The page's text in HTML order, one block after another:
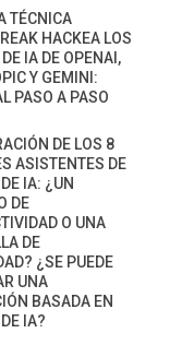
TÉCNICA
HACKEA LOS
DE IA DE OPENAI,
Y GEMINI:
PASO A PASO
DE LOS 8
ASISTENTES DE
IA: ¿UN
DE
O UNA
DE
¿SE PUEDE
UNA
BASADA EN
IA?